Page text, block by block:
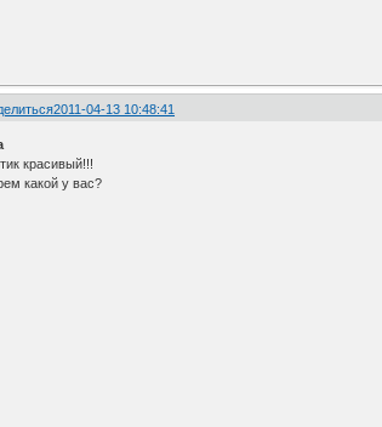
2011-04-13 10:48:41
красивый!!!
какой у вас?